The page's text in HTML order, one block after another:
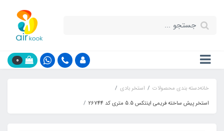
0
خانهدسته بندی محصولات
استخر بادی
استخر پیش ساخته فریمی اینتکس 5.5 متری کد 26744